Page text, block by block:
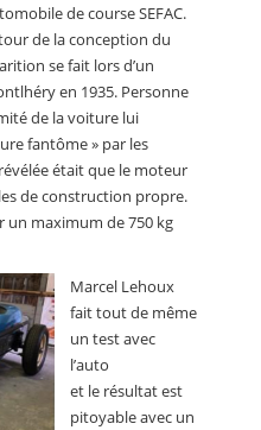
de course SEFAC.
de la conception du
se fait lors d’un
en 1935. Personne
de la voiture lui
fantôme » par les
était que le moteur
de construction propre.
un maximum de 750 kg
Marcel Lehoux
fait tout de même
un test avec
l’auto
et le résultat est
pitoyable avec un